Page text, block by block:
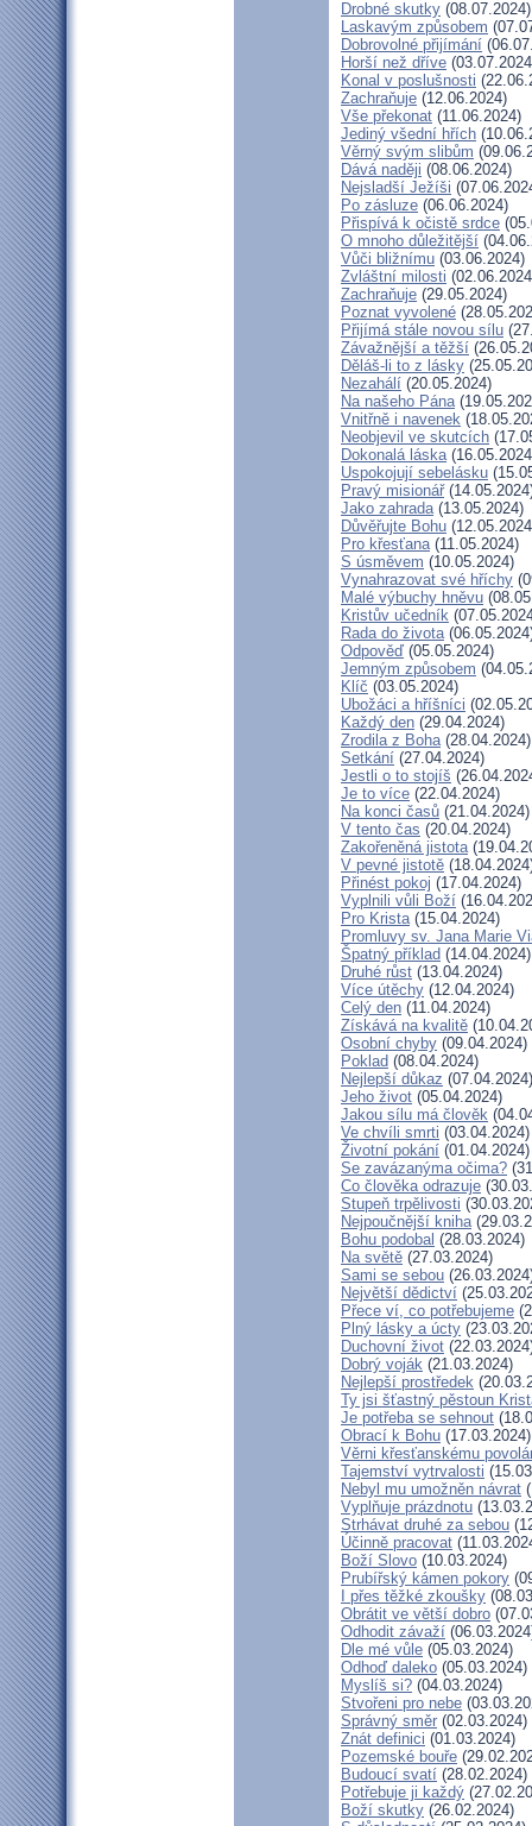
Drobné skutky (08.07.2024)
Laskavým způsobem
Dobrovolné přijímání
Horší než dříve
Konal v poslušnosti
Zachraňuje (12.06.2024)
Vše překonat (11.06.2024)
Jediný všední hřích
Věrný svým slibům
Dává naději (08.06.2024)
Nejsladší Ježíši
Po zásluze (06.06.2024)
Přispívá k očistě srdce
O mnoho důležitější
Vůči bližnímu (03.06.2024)
Zvláštní milosti
Zachraňuje (29.05.2024)
Poznat vyvolené
Přijímá stále novou sílu
Závažnější a těžší
Děláš-li to z lásky
Nezahálí (20.05.2024)
Na našeho Pána
Vnitřně i navenek
Neobjevil ve skutcích
Dokonalá láska
Uspokojují sebelásku
Pravý misionář
Jako zahrada(13.05.2024)
Důvěřujte Bohu
Pro křesťana(11.05.2024)
S úsměvem (10.05.2024)
Vynahrazovat své hříchy
Malé výbuchy hněvu
Kristův učedník
Rada do života
Odpověď (05.05.2024)
Jemným způsobem
Klíč (03.05.2024)
Ubožáci a hříšníci
Každý den (29.04.2024)
Zrodila z Boha(28.04.2024)
Setkání (27.04.2024)
Jestli o to stojíš
Je to více (22.04.2024)
Na konci časů (21.04.2024)
V tento čas (20.04.2024)
Zakořeněná jistota
V pevné jistotě
Přinést pokoj (17.04.2024)
Vyplnili vůli Boží
Pro Krista(15.04.2024)
Promluvy sv. Jana Marie
Špatný příklad (14.04.2024)
Druhé růst (13.04.2024)
Více útěchy (12.04.2024)
Celý den (11.04.2024)
Získává na kvalitě
Osobní chyby (09.04.2024)
Poklad (08.04.2024)
Nejlepší důkaz (07.04.2024)
Jeho život (05.04.2024)
Jakou sílu má člověk
Ve chvíli smrti (03.04.2024)
Životní pokání (01.04.2024)
Se zavázanýma očima?
Co člověka odrazuje
Stupeň trpělivosti
Nejpoučnější kniha
Bohu podobal (28.03.2024)
Na světě (27.03.2024)
Sami se sebou
Největší dědictví
Přece ví, co potřebujeme
Plný lásky a úcty
Duchovní život
Dobrý voják (21.03.2024)
Nejlepší prostředek
Ty jsi šťastný pěstoun
Je potřeba se sehnout
Obrací k Bohu (17.03.2024)
Věrni křesťanskému
Tajemství vytrvalosti
Nebyl mu umožněn návrat
Vyplňuje prázdnotu
Strhávat druhé za sebou
Účinně pracovat
Boží Slovo (10.03.2024)
Prubířský kámen pokory
I přes těžké zkoušky
Obrátit ve větší dobro
Odhodit závaží
Dle mé vůle (05.03.2024)
Odhoď daleko (05.03.2024)
Myslíš si? (04.03.2024)
Stvořeni pro nebe
Správný směr (02.03.2024)
Znát definici (01.03.2024)
Pozemské bouře
Budoucí svatí (28.02.2024)
Potřebuje ji každý
Boží skutky (26.02.2024)